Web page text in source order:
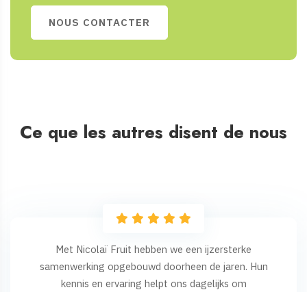
NOUS CONTACTER
Ce que les autres disent de nous
Met Nicolaï Fruit hebben we een ijzersterke
samenwerking opgebouwd doorheen de jaren. Hun
kennis en ervaring helpt ons dagelijks om